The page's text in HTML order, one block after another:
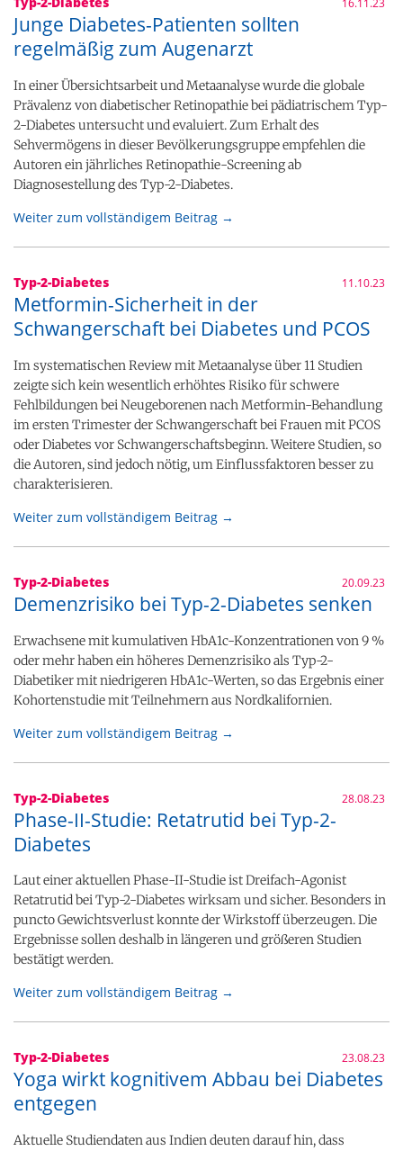
16.11.23
Junge Diabetes-Patienten sollten
regelmäßig zum Augenarzt
In einer Übersichtsarbeit und Metaanalyse wurde die globale
Prävalenz von diabetischer Retinopathie bei pädiatrischem Typ-
2-Diabetes untersucht und evaluiert. Zum Erhalt des
Sehvermögens in dieser Bevölkerungsgruppe empfehlen die
Autoren ein jährliches Retinopathie-Screening ab
Diagnosestellung des Typ-2-Diabetes.
Weiter zum vollständigem Beitrag →
Typ-2-Diabetes 11.10.23
Metformin-Sicherheit in der
Schwangerschaft bei Diabetes und PCOS
Im systematischen Review mit Metaanalyse über 11 Studien
zeigte sich kein wesentlich erhöhtes Risiko für schwere
Fehlbildungen bei Neugeborenen nach Metformin-Behandlung
im ersten Trimester der Schwangerschaft bei Frauen mit PCOS
oder Diabetes vor Schwangerschaftsbeginn. Weitere Studien, so
die Autoren, sind jedoch nötig, um Einflussfaktoren besser zu
charakterisieren.
Weiter zum vollständigem Beitrag →
Typ-2-Diabetes 20.09.23
Demenzrisiko bei Typ-2-Diabetes senken
Erwachsene mit kumulativen HbA1c-Konzentrationen von 9 %
oder mehr haben ein höheres Demenzrisiko als Typ-2-
Diabetiker mit niedrigeren HbA1c-Werten, so das Ergebnis einer
Kohortenstudie mit Teilnehmern aus Nordkalifornien.
Weiter zum vollständigem Beitrag →
Typ-2-Diabetes 28.08.23
Phase-II-Studie: Retatrutid bei Typ-2-
Diabetes
Laut einer aktuellen Phase-II-Studie ist Dreifach-Agonist
Retatrutid bei Typ-2-Diabetes wirksam und sicher. Besonders in
puncto Gewichtsverlust konnte der Wirkstoff überzeugen. Die
Ergebnisse sollen deshalb in längeren und größeren Studien
bestätigt werden.
Weiter zum vollständigem Beitrag →
Typ-2-Diabetes 23.08.23
Yoga wirkt kognitivem Abbau bei Diabetes
entgegen
Aktuelle Studiendaten aus Indien deuten darauf hin, dass